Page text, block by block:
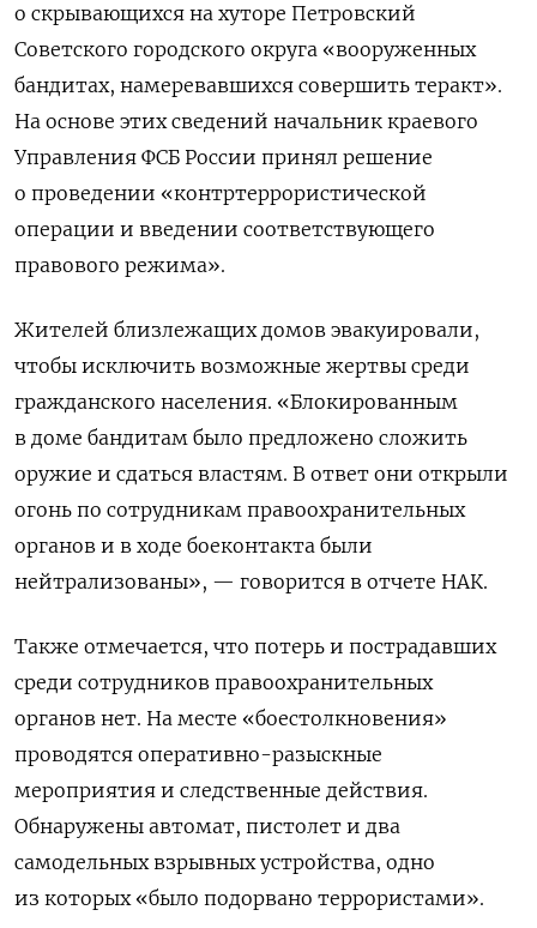
о скрывающихся на хуторе Петровский
Советского городского округа «вооруженных
бандитах, намеревавшихся совершить теракт».
На основе этих сведений начальник краевого
Управления ФСБ России принял решение
о проведении «контртеррористической
операции и введении соответствующего
правового режима».
Жителей близлежащих домов эвакуировали,
чтобы исключить возможные жертвы среди
гражданского населения. «Блокированным
в доме бандитам было предложено сложить
оружие и сдаться властям. В ответ они открыли
огонь по сотрудникам правоохранительных
органов и в ходе боеконтакта были
нейтрализованы», — говорится в отчете НАК.
Также отмечается, что потерь и пострадавших
среди сотрудников правоохранительных
органов нет. На месте «боестолкновения»
проводятся оперативно-разыскные
мероприятия и следственные действия.
Обнаружены автомат, пистолет и два
самодельных взрывных устройства, одно
из которых «было подорвано террористами».